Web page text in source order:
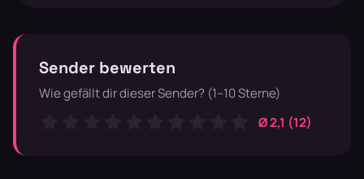
Sender bewerten
Wie gefällt dir dieser Sender? (1–10 Sterne)
Ø 2,1 (12)